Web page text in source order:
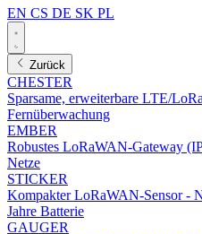
EN CS DE SK PL
Zurück
CHESTER
Sparsame, erweiterbare LTE/
Fernüberwachung
EMBER
Robustes LoRaWAN-Gateway
Netze
STICKER
Kompakter LoRaWAN-Sensor -
Jahre Batterie
GAUGER